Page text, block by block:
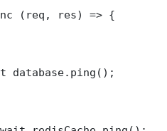
(req, res) => {
database.ping();